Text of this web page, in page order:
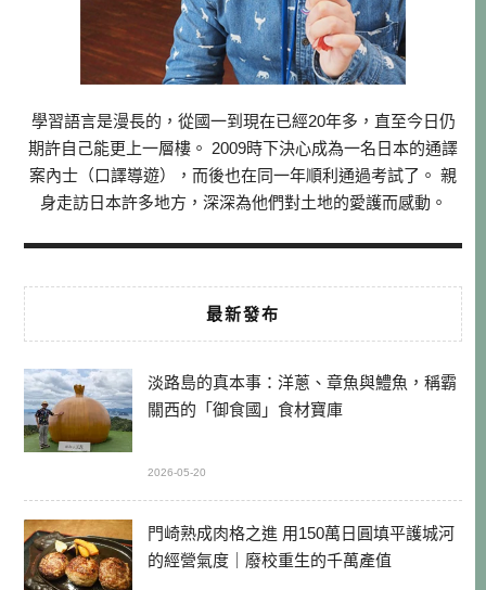
學習語言是漫長的，從國一到現在已經20年多，直至今日仍
期許自己能更上一層樓。 2009時下決心成為一名日本的通譯
案內士（口譯導遊），而後也在同一年順利通過考試了。 親
身走訪日本許多地方，深深為他們對土地的愛護而感動。
最新發布
淡路島的真本事：洋蔥、章魚與鱧魚，稱霸
關西的「御食國」食材寶庫
2026-05-20
門崎熟成肉格之進 用150萬日圓填平護城河
的經營氣度｜廢校重生的千萬產值